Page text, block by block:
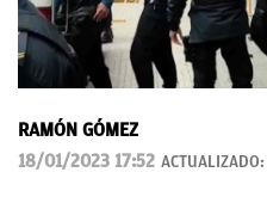
RAMÓN GÓMEZ
18/01/2023 17:52 ACTUALIZADO: